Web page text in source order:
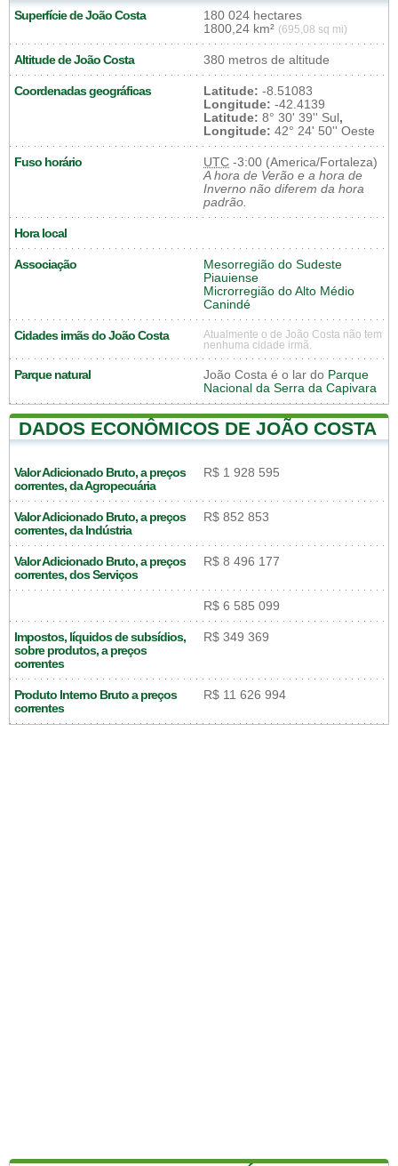
Superfície de João Costa
180 024 hectares
1800,24 km² (695,08 sq mi)
Altitude de João Costa 380 metros de altitude
Coordenadas geográficas Latitude: -8.51083
Longitude: -42.4139
Latitude: 8° 30' 39'' Sul,
Longitude: 42° 24' 50'' Oeste
Fuso horário UTC -3:00 (America/Fortaleza)
A hora de Verão e a hora de
Inverno não diferem da hora
padrão.
Hora local
Associação
Mesorregião do Sudeste
Piauiense
Microrregião do Alto Médio
Canindé
Cidades irmãs do João Costa
Atualmente o de João Costa não tem
nenhuma cidade irmã.
Parque natural João Costa é o lar do Parque
Nacional da Serra da Capivara
DADOS ECONÔMICOS DE JOÃO COSTA
Valor Adicionado Bruto, a preços
correntes, da Agropecuária
R$ 1 928 595
Valor Adicionado Bruto, a preços
correntes, da Indústria
R$ 852 853
Valor Adicionado Bruto, a preços
correntes, dos Serviços
R$ 8 496 177
R$ 6 585 099
Impostos, líquidos de subsídios,
sobre produtos, a preços
correntes
R$ 349 369
Produto Interno Bruto a preços
correntes
R$ 11 626 994